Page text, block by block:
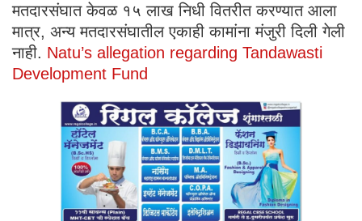
मतदारसंघात केवळ १५ लाख निधी वितरीत करण्यात आला
मात्र, अन्य मतदारसंघातील एकाही कामांना मंजुरी दिली गेली
नाही. Natu’s allegation regarding Tandawasti
Development Fund